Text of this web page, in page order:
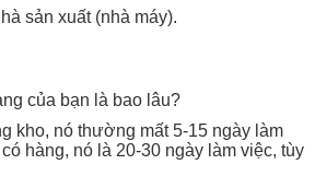
sản xuất (nhà máy).
của bạn là bao lâu?
kho, nó thường mất 5-15 ngày làm
hàng, nó là 20-30 ngày làm việc, tùy